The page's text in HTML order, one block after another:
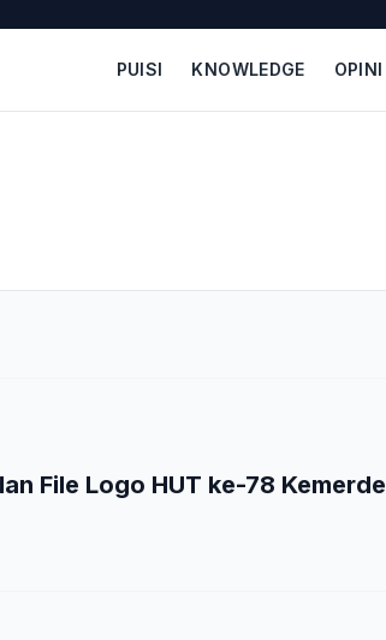
PUISI KNOWLEDGE OPINI
File Logo HUT ke-78